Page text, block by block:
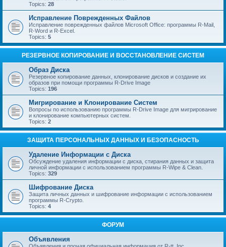
Topics: 28
Исправление Поврежденных Файлов
Исправление поврежденных файлов Microsoft Office: программы R-Mail,
R-Word и R-Excel.
Topics: 5
РЕЗЕРВНОЕ КОПИРОВАНИЕ И ВОССТАНОВЛЕНИЕ СИСТЕМ
Образ Диска
Резервное копирование данных, клонирование дисков и создание их
образов при помощи программы R-Drive Image
Topics: 196
Мигрирование и Клонирование Систем
Вопросы по использованию программы R-Drive Image для мигрирование
и клонирование компьютерных систем.
Topics: 2
ЗАЩИТА ПЕРСОНАЛЬНЫХ ДАННЫХ И БЕЗОПАСНОСТЬ
Удаление Информации с Диска
Обсуждение удаления информации с диска, стирания данных и защита
личной информации с использованием программы R-Wipe & Clean.
Topics: 329
Шифрование Диска
Защита личных данных и шифрование информации с использованием
программы R-Crypto.
Topics: 4
ФОРУМ
Объявления